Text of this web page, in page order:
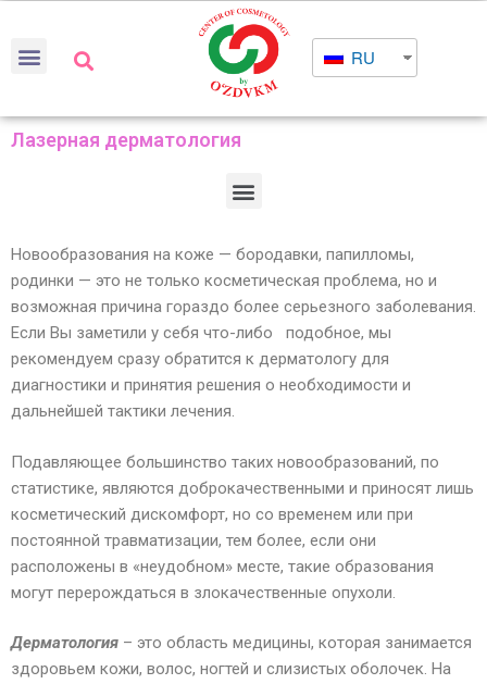
RU
Лазерная дерматология
Новообразования на коже — бородавки, папилломы,
родинки — это не только косметическая проблема, но и
возможная причина гораздо более серьезного заболевания.
Если Вы заметили у себя что-либо подобное, мы
рекомендуем сразу обратится к дерматологу для
диагностики и принятия решения о необходимости и
дальнейшей тактики лечения.
Подавляющее большинство таких новообразований, по
статистике, являются доброкачественными и приносят лишь
косметический дискомфорт, но со временем или при
постоянной травматизации, тем более, если они
расположены в «неудобном» месте, такие образования
могут перерождаться в злокачественные опухоли.
Дерматология – это область медицины, которая занимается
здоровьем кожи, волос, ногтей и слизистых оболочек. На